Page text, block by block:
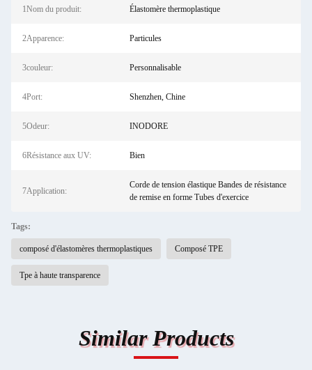
1Nom du produit: Élastomère thermoplastique
2Apparence: Particules
3couleur: Personnalisable
4Port: Shenzhen, Chine
5Odeur: INODORE
6Résistance aux UV: Bien
7Application:
Corde de tension élastique Bandes de résistance
de remise en forme Tubes d'exercice
Tags:
composé d'élastomères thermoplastiques Composé TPE
Tpe à haute transparence
Similar Products